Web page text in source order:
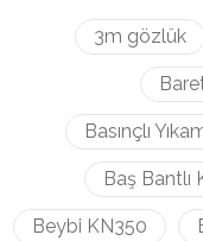
3m gözlük
Basınçlı
Baş Bantlı
Beybi KN350